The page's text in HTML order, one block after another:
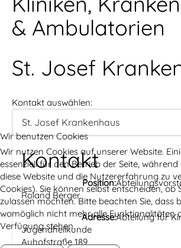
& Ambulatorien
St. Josef
Kontakt auswählen:
Kontakt
Position:
Roland Berger
Adresse:Abteilung für
Jugendheilkunde
Auhofstraße 189
Wir benutzen Cookies
Wir nutzen Cookies auf unserer Website.
essenziell für den Betrieb der Seite,
diese Website und die Nutzererfahrung zu
Cookies). Sie können selbst entscheiden, ob
zulassen möchten. Bitte beachten Sie, dass
womöglich nicht mehr alle Funktionalitäten
Verfügung stehen.